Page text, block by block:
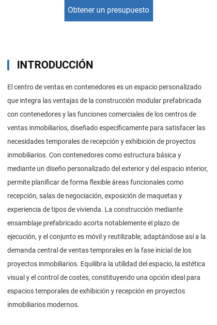
Obtener un presupuesto
INTRODUCCIÓN
El centro de ventas en contenedores es un espacio personalizado
que integra las ventajas de la construcción modular prefabricada
con contenedores y las funciones comerciales de los centros de
ventas inmobiliarios, diseñado específicamente para satisfacer las
necesidades temporales de recepción y exhibición de proyectos
inmobiliarios. Con contenedores como estructura básica y
mediante un diseño personalizado del exterior y del espacio interior,
permite planificar de forma flexible áreas funcionales como
recepción, salas de negociación, exposición de maquetas y
experiencia de tipos de vivienda. La construcción mediante
ensamblaje prefabricado acorta notablemente el plazo de
ejecución, y el conjunto es móvil y reutilizable, adaptándose así a la
demanda central de ventas temporales en la fase inicial de los
proyectos inmobiliarios. Equilibra la utilidad del espacio, la estética
visual y el control de costes, constituyendo una opción ideal para
espacios temporales de exhibición y recepción en proyectos
inmobiliarios modernos.